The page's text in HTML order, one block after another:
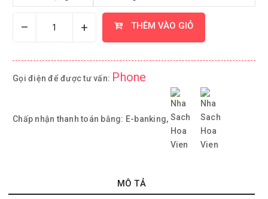
– + THÊM VÀO GIỎ
Gọi điện để được tư vấn: Phone
Chấp nhận thanh toán bằng: E-banking,
MÔ TẢ